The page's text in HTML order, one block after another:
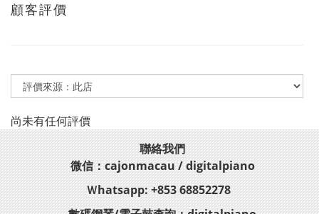
顧客評價
尚未有任何評價
聯絡我們
微信：cajonmacau / digitalpiano
Ｗhatsapp: +853 68852278